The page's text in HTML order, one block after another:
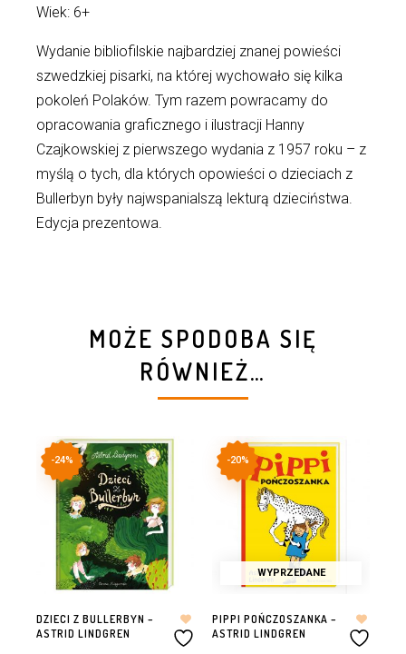
Wiek: 6+
Wydanie bibliofilskie najbardziej znanej powieści
szwedzkiej pisarki, na której wychowało się kilka
pokoleń Polaków. Tym razem powracamy do
opracowania graficznego i ilustracji Hanny
Czajkowskiej z pierwszego wydania z 1957 roku – z
myślą o tych, dla których opowieści o dzieciach z
Bullerbyn były najwspanialszą lekturą dzieciństwa.
Edycja prezentowa.
MOŻE SPODOBA SIĘ
RÓWNIEŻ…
-24%
DZIECI Z BULLERBYN –
ASTRID LINDGREN
WYPRZEDANE
-20%
PIPPI POŃCZOSZANKA –
ASTRID LINDGREN